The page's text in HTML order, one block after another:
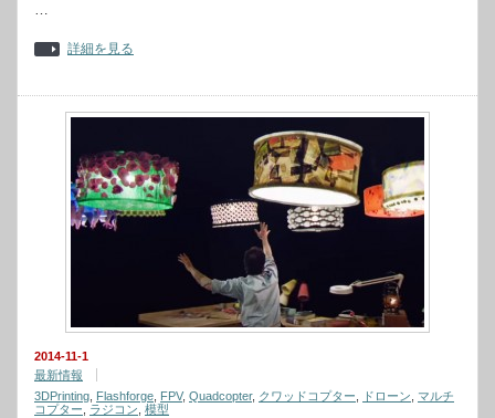
…
詳細を見る
2014-11-1
最新情報
3DPrinting Flashforge FPV, Quadcopter, クワッドコプター ドローン
マルチ
コプター
ラジコン 模型